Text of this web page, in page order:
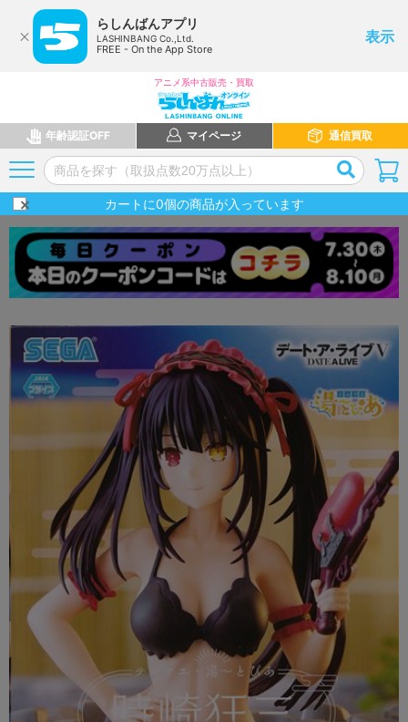
らしんばんアプリ
LASHINBANG Co.,Ltd.
FREE - On the App Store
表示
アニメ系中古販売・買取
年齢認証OFF マイページ 通信買取
カートに0個の商品が入っています